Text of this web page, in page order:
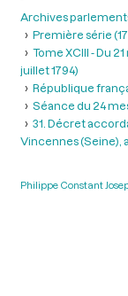
Archives
Première série
Tome XCIII - Du
juillet 1794)
République
Séance du 24
31. Décret
Vincennes (Seine),
Philippe Constant